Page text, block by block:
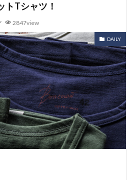
トTシャツ！
2847view
DAILY